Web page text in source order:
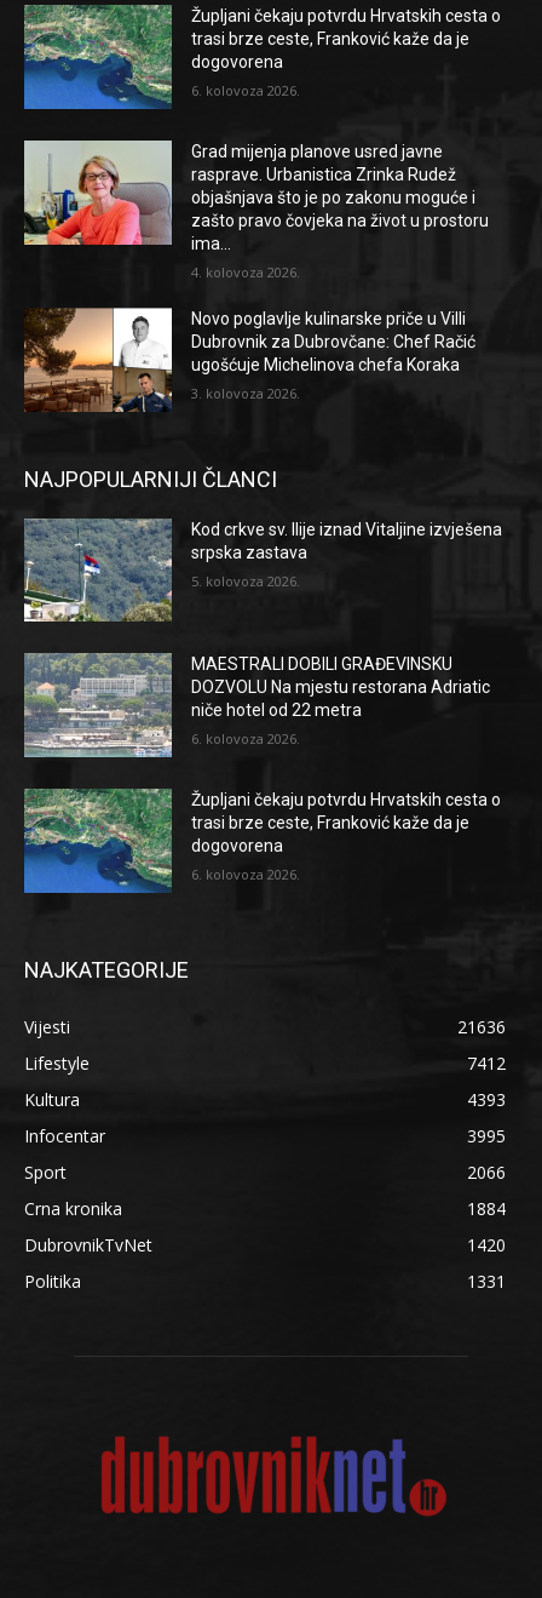
Župljani čekaju potvrdu Hrvatskih cesta o
trasi brze ceste, Franković kaže da je
dogovorena
6. kolovoza 2026.
Grad mijenja planove usred javne
rasprave. Urbanistica Zrinka Rudež
objašnjava što je po zakonu moguće i
zašto pravo čovjeka na život u prostoru
ima...
4. kolovoza 2026.
Novo poglavlje kulinarske priče u Villi
Dubrovnik za Dubrovčane: Chef Račić
ugošćuje Michelinova chefa Koraka
3. kolovoza 2026.
NAJPOPULARNIJI ČLANCI
Kod crkve sv. Ilije iznad Vitaljine izvješena
srpska zastava
5. kolovoza 2026.
MAESTRALI DOBILI GRAĐEVINSKU
DOZVOLU Na mjestu restorana Adriatic
niče hotel od 22 metra
6. kolovoza 2026.
Župljani čekaju potvrdu Hrvatskih cesta o
trasi brze ceste, Franković kaže da je
dogovorena
6. kolovoza 2026.
NAJKATEGORIJE
Vijesti
21636
Lifestyle
7412
Kultura
4393
Infocentar
3995
Sport
2066
Crna kronika
1884
DubrovnikTvNet
1420
Politika
1331